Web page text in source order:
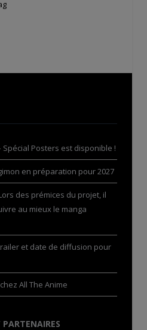
Spécial Posters est disponible !
en préparation pour 2027
des prémices du projet, il
au mieux le manga
et date de diffusion pour
All The Anime